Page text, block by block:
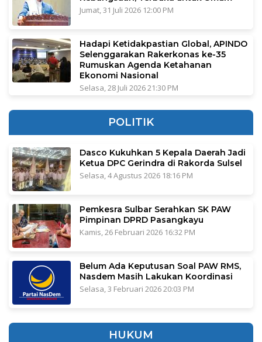
Jumat, 31 Juli 2026 12:00 PM
Hadapi Ketidakpastian Global, APINDO
Selenggarakan Rakerkonas ke-35
Rumuskan Agenda Ketahanan
Ekonomi Nasional
Selasa, 28 Juli 2026 21:30 PM
POLITIK
Dasco Kukuhkan 5 Kepala Daerah Jadi
Ketua DPC Gerindra di Rakorda Sulsel
Selasa, 4 Agustus 2026 18:16 PM
Pemkesra Sulbar Serahkan SK PAW
Pimpinan DPRD Pasangkayu
Kamis, 26 Februari 2026 16:32 PM
Belum Ada Keputusan Soal PAW RMS,
Nasdem Masih Lakukan Koordinasi
Selasa, 3 Februari 2026 20:03 PM
HUKUM